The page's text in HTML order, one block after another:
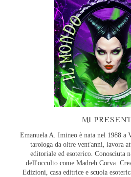
MI
Emanuela A. Imineo è nata nel 1988 a
tarologa da oltre vent'anni, lavora
editoriale ed esoterico. Conosciuta
dell'occulto come Madreh Corva.
Edizioni, casa editrice e scuola